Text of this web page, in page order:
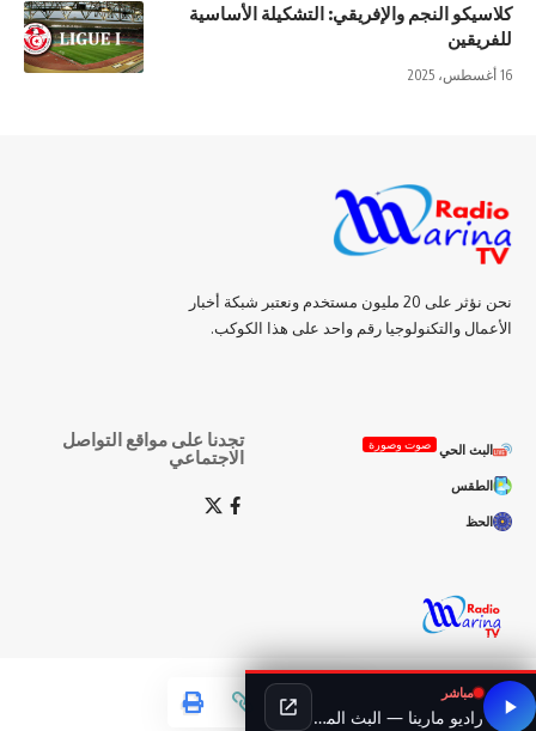
كلاسيكو النجم والإفريقي: التشكيلة الأساسية
للفريقين
16 أغسطس، 2025
نحن نؤثر على 20 مليون مستخدم ونعتبر شبكة أخبار
الأعمال والتكنولوجيا رقم واحد على هذا الكوكب.
البث الحي صوت وصورة
الطقس
الحظ
تجدنا على مواقع التواصل
الاجتماعي
مباشر
راديو مارينا — البث المباشر